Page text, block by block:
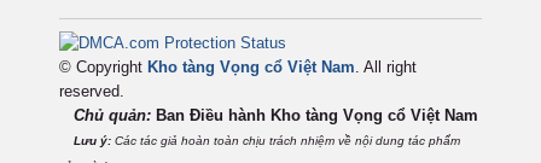
© Copyright Kho tàng Vọng cổ Việt Nam. All right
reserved.
Chủ quản: Ban Điều hành Kho tàng Vọng cổ Việt Nam
Lưu ý: Các tác giả hoàn toàn chịu trách nhiệm về nội dung tác phẩm